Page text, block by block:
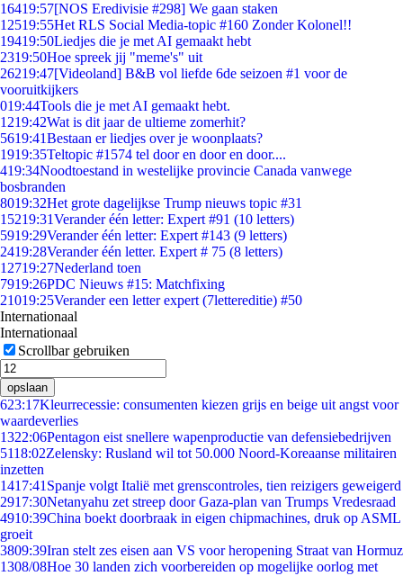
16419:57[NOS Eredivisie #298] We gaan staken
12519:55Het RLS Social Media-topic #160 Zonder Kolonel!!
19419:50Liedjes die je met AI gemaakt hebt
2319:50Hoe spreek jij "meme's" uit
26219:47[Videoland] B&B vol liefde 6de seizoen #1 voor de
vooruitkijkers
019:44Tools die je met AI gemaakt hebt.
1219:42Wat is dit jaar de ultieme zomerhit?
5619:41Bestaan er liedjes over je woonplaats?
1919:35Teltopic #1574 tel door en door en door....
419:34Noodtoestand in westelijke provincie Canada vanwege
bosbranden
8019:32Het grote dagelijkse Trump nieuws topic #31
15219:31Verander één letter: Expert #91 (10 letters)
5919:29Verander één letter: Expert #143 (9 letters)
2419:28Verander één letter. Expert # 75 (8 letters)
12719:27Nederland toen
7919:26PDC Nieuws #15: Matchfixing
21019:25Verander een letter expert (7lettereditie) #50
Internationaal
Internationaal
Scrollbar gebruiken
opslaan
623:17Kleurrecessie: consumenten kiezen grijs en beige uit angst voor
waardeverlies
1322:06Pentagon eist snellere wapenproductie van defensiebedrijven
5118:02Zelensky: Rusland wil tot 50.000 Noord-Koreaanse militairen
inzetten
1417:41 Spanje volgt Italië met grenscontroles, tien reizigers geweigerd
2917:30Netanyahu zet streep door Gaza-plan van Trumps Vredesraad
4910:39China boekt doorbraak in eigen chipmachines, druk op ASML
groeit
3809:39Iran stelt zes eisen aan VS voor heropening Straat van Hormuz
1308/08Hoe 30 landen zich voorbereiden op mogelijke oorlog met